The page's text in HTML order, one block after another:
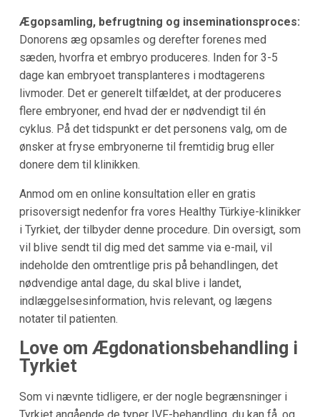
Ægopsamling, befrugtning og inseminationsproces:
Donorens æg opsamles og derefter forenes med
sæden, hvorfra et embryo produceres. Inden for 3-5
dage kan embryoet transplanteres i modtagerens
livmoder. Det er generelt tilfældet, at der produceres
flere embryoner, end hvad der er nødvendigt til én
cyklus. På det tidspunkt er det personens valg, om de
ønsker at fryse embryonerne til fremtidig brug eller
donere dem til klinikken.
Anmod om en online konsultation eller en gratis
prisoversigt nedenfor fra vores Healthy Türkiye-klinikker
i Tyrkiet, der tilbyder denne procedure. Din oversigt, som
vil blive sendt til dig med det samme via e-mail, vil
indeholde den omtrentlige pris på behandlingen, det
nødvendige antal dage, du skal blive i landet,
indlæggelsesinformation, hvis relevant, og lægens
notater til patienten.
Love om Ægdonationsbehandling i
Tyrkiet
Som vi nævnte tidligere, er der nogle begrænsninger i